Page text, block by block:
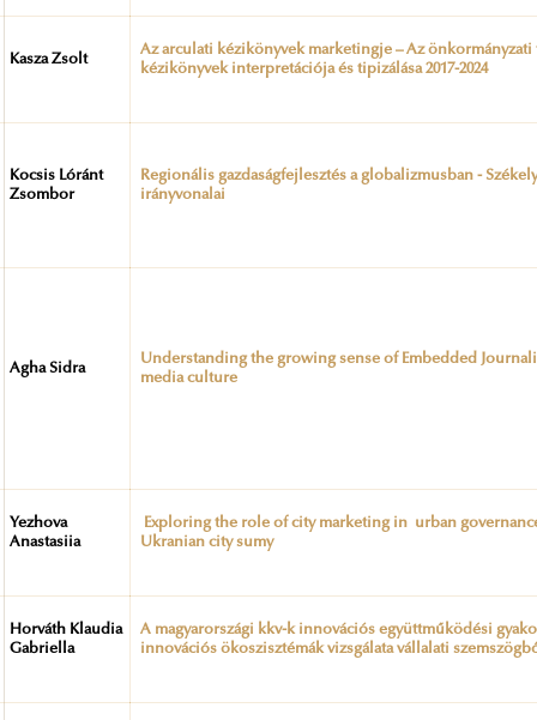
Kasza Zsolt
Az arculati kézikönyvek marketingje – Az
kézikönyvek interpretációja és tipizálása 2017-2024
Kocsis Lóránt
Zsombor
Regionális gazdaságfejlesztés a globalizmusban -
irányvonalai
Agha Sidra
Understanding the growing sense of Embedded
media culture
Yezhova
Anastasiia
Exploring the role of city marketing in urban
Ukranian city sumy
Horváth Klaudia
Gabriella
A magyarországi kkv-k innovációs együttműködési
innovációs ökoszisztémák vizsgálata vállalati